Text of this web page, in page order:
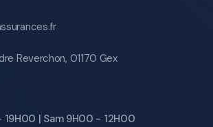
Reverchon, 01170 Gex
19H00 | Sam 9H00 - 12H00